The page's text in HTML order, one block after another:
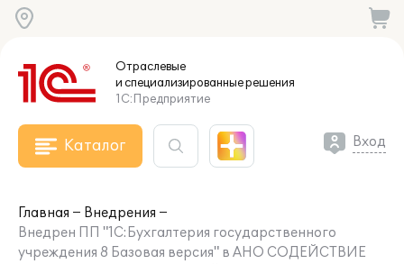
Отраслевые
и специализированныерешения
1С:Предприятие
Каталог Вход
Главная
Внедрения
Внедрен ПП "1С:Бухгалтерия государственного
учреждения 8 Базовая версия" в АНО СОДЕЙСТВИЕ